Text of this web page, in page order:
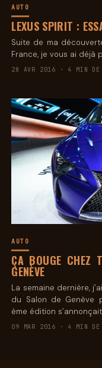
AUTO
LEXUS SPIRIT :
Suite de ma
France, je vous ai déjà
28 AVR 2016 · 4 MIN DE
AUTO
ÇA BOUGE CHEZ
GENÈVE
La semaine dernière,
du Salon de Genève
ème édition
09 MAR 2016 · 4 MIN DE